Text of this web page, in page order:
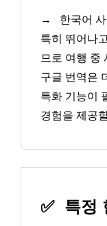
→
한국어
특히 뛰어나
므로 여행 중
구글 번역은
특화 기능이
경험을 제공
✅ 특정